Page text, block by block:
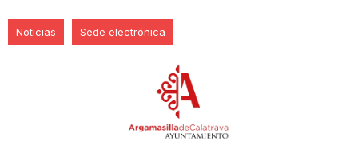
Noticias Sede electrónica